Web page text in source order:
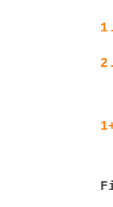
1.
2.